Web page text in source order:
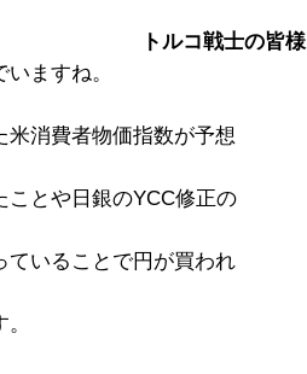
トルコ戦士の皆様
いますね。
米消費者物価指数が予想
ことや日銀のYCC修正の
ていることで円が買われ